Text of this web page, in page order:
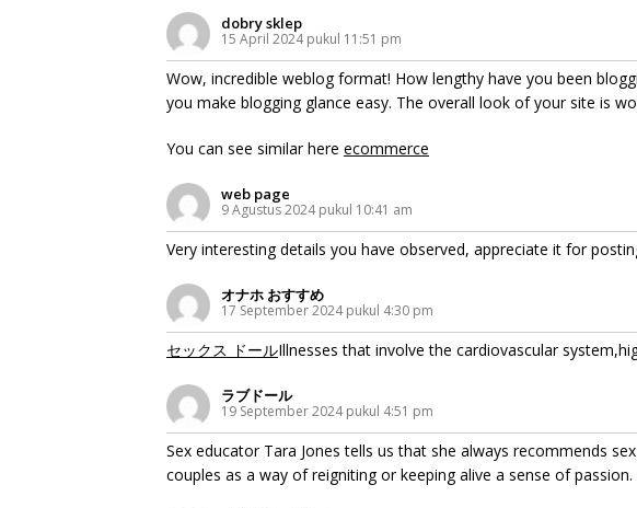
dobry sklep
15 April 2024 pukul 11:51 pm
Wow, incredible weblog format! How lengthy have you been
you make blogging glance easy. The overall look of your site is
You can see similar here ecommerce
web page
9 Agustus 2024 pukul 10:41 am
Very interesting details you have observed, appreciate it for
オナホ おすすめ
17 September 2024 pukul 4:30 pm
セックス ドールIllnesses that involve the cardiovascular
ラブドール
19 September 2024 pukul 4:51 pm
Sex educator Tara Jones tells us that she always recommends
couples as a way of reigniting or keeping alive a sense of passion.